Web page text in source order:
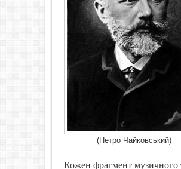
(Петро Чайковський)
Кожен фрагмент музичного